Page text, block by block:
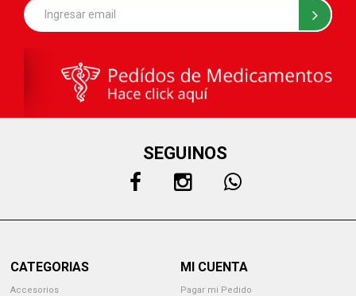
SEGUINOS
CATEGORIAS
Accesorios
MI CUENTA
Pagar mi Pedido